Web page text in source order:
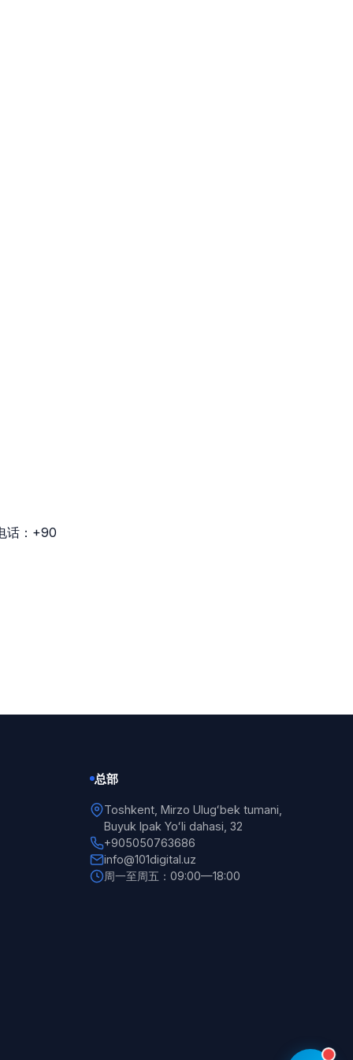
话：+90
总部
Toshkent, Mirzo Ulugʻbek tumani,
Buyuk Ipak Yoʻli dahasi, 32
+905050763686
info@101digital.uz
周一至周五：09:00—18:00